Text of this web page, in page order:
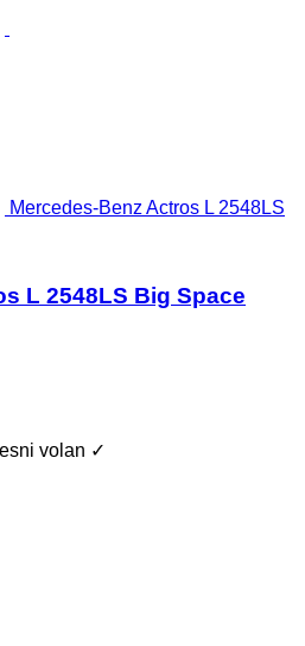
Mercedes-Benz Actros L 2548LS
L 2548LS Big Space
volan ✓